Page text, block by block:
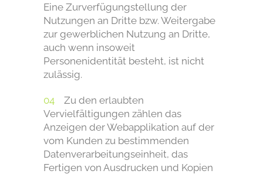
Eine Zurverfügungstellung der
Nutzungen an Dritte bzw. Weitergabe
zur gewerblichen Nutzung an Dritte,
auch wenn insoweit
Personenidentität besteht, ist nicht
zulässig.
Zu den erlaubten
Vervielfältigungen zählen das
Anzeigen der Webapplikation auf der
vom Kunden zu bestimmenden
Datenverarbeitungseinheit, das
Fertigen von Ausdrucken und Kopien